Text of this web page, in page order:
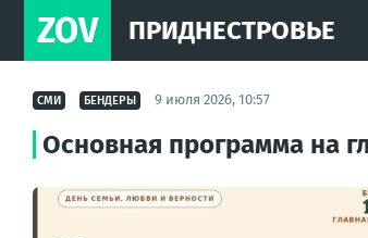
ZOV ПРИДНЕСТРОВЬЕ
СМИ БЕНДЕРЫ 9 июля 2026, 10:57
Основная программа на